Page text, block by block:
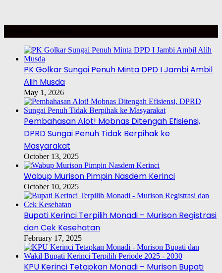
PK Golkar Sungai Penuh Minta DPD I Jambi Ambil
Alih Musda
May 1, 2026
Pembahasan Alot! Mobnas Ditengah Efisiensi,
DPRD Sungai Penuh Tidak Berpihak ke
Masyarakat
October 13, 2025
Wabup Murison Pimpin Nasdem Kerinci
October 10, 2025
Bupati Kerinci Terpilih Monadi – Murison Registrasi
dan Cek Kesehatan
February 17, 2025
KPU Kerinci Tetapkan Monadi – Murison Bupati